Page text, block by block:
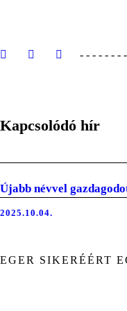
Kapcsolódó hír
Újabb névvel
2025.10.04.
EGER SIKERÉÉRT